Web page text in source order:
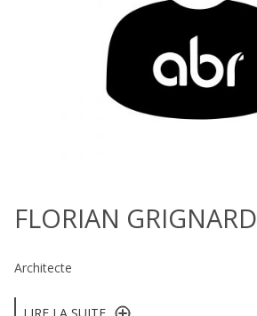
FLORIAN GRIGNARD
Architecte